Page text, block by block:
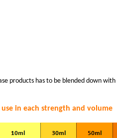
products has to be blended down
in each strength and volume